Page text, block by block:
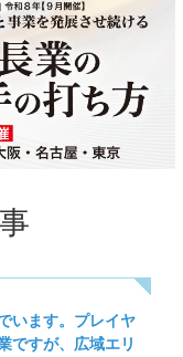
います。プレイヤ
ですが、広域エリ